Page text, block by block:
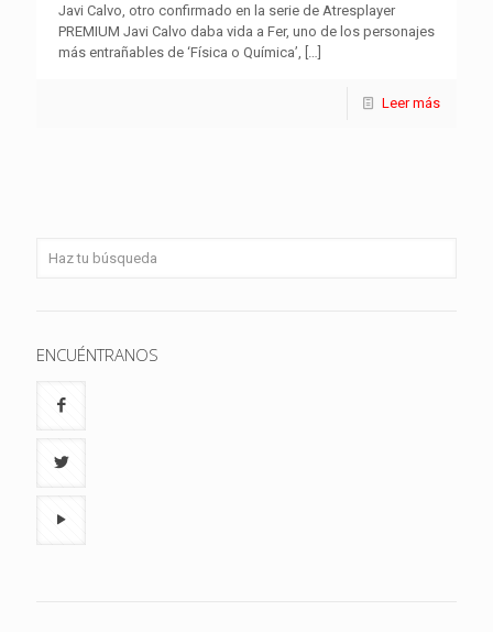
Javi Calvo, otro confirmado en la serie de Atresplayer
PREMIUM Javi Calvo daba vida a Fer, uno de los personajes
más entrañables de ‘Física o Química’,
Leer más
ENCUÉNTRANOS